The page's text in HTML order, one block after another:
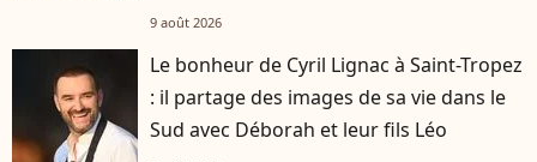
9 août 2026
Le bonheur de Cyril Lignac à Saint-Tropez
: il partage des images de sa vie dans le
Sud avec Déborah et leur fils Léo